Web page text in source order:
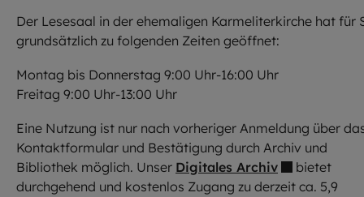
Der Lesesaal in der ehemaligen Karmeliterkirche hat für
grundsätzlich zu folgenden Zeiten geöffnet:
Montag bis Donnerstag 9:00 Uhr-16:00 Uhr
Freitag 9:00 Uhr-13:00 Uhr
Eine Nutzung ist nur nach vorheriger Anmeldung über
Kontaktformular und Bestätigung durch Archiv und
Bibliothek möglich. Unser Digitales Archiv
bietet
durchgehend und kostenlos Zugang zu derzeit ca. 5,9